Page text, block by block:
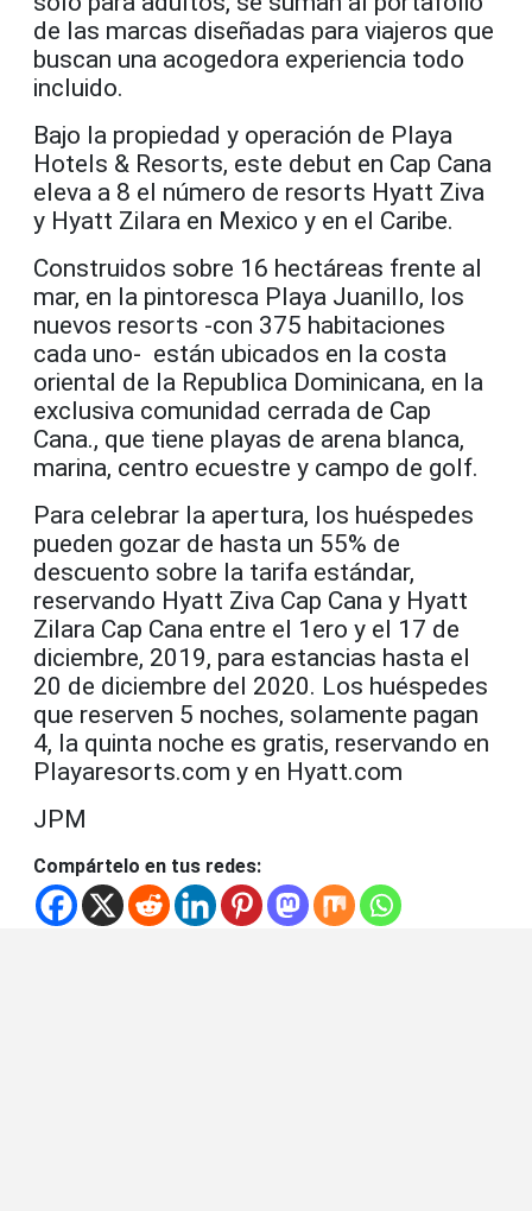
de las marcas diseñadas para viajeros que
buscan una acogedora experiencia todo
incluido.
Bajo la propiedad y operación de Playa
Hotels & Resorts, este debut en Cap Cana
eleva a 8 el número de resorts Hyatt Ziva
y Hyatt Zilara en Mexico y en el Caribe.
Construidos sobre 16 hectáreas frente al
mar, en la pintoresca Playa Juanillo, los
nuevos resorts -con 375 habitaciones
cada uno- están ubicados en la costa
oriental de la Republica Dominicana, en la
exclusiva comunidad cerrada de Cap
Cana., que tiene playas de arena blanca,
marina, centro ecuestre y campo de golf.
Para celebrar la apertura, los huéspedes
pueden gozar de hasta un 55% de
descuento sobre la tarifa estándar,
reservando Hyatt Ziva Cap Cana y Hyatt
Zilara Cap Cana entre el 1ero y el 17 de
diciembre, 2019, para estancias hasta el
20 de diciembre del 2020. Los huéspedes
que reserven 5 noches, solamente pagan
4, la quinta noche es gratis, reservando en
Playaresorts.com y en Hyatt.com
JPM
Compártelo en tus redes: